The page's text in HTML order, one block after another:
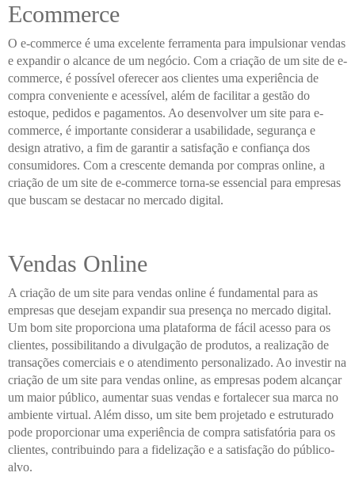
Ecommerce
O e-commerce é uma excelente ferramenta para impulsionar vendas
e expandir o alcance de um negócio. Com a criação de um site de e-
commerce, é possível oferecer aos clientes uma experiência de
compra conveniente e acessível, além de facilitar a gestão do
estoque, pedidos e pagamentos. Ao desenvolver um site para e-
commerce, é importante considerar a usabilidade, segurança e
design atrativo, a fim de garantir a satisfação e confiança dos
consumidores. Com a crescente demanda por compras online, a
criação de um site de e-commerce torna-se essencial para empresas
que buscam se destacar no mercado digital.
Vendas Online
A criação de um site para vendas online é fundamental para as
empresas que desejam expandir sua presença no mercado digital.
Um bom site proporciona uma plataforma de fácil acesso para os
clientes, possibilitando a divulgação de produtos, a realização de
transações comerciais e o atendimento personalizado. Ao investir na
criação de um site para vendas online, as empresas podem alcançar
um maior público, aumentar suas vendas e fortalecer sua marca no
ambiente virtual. Além disso, um site bem projetado e estruturado
pode proporcionar uma experiência de compra satisfatória para os
clientes, contribuindo para a fidelização e a satisfação do público-
alvo.